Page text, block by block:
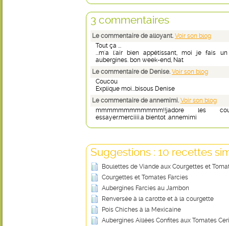
3 commentaires
Le commentaire de alloyant. Voir son blog
Tout ça ...
...m'a l'air bien appétissant, moi je fais
aubergines. bon week-end, Nat
Le commentaire de Denise. Voir son blog
Coucou
Explique moi...bisous Denise
Le commentaire de annemimi. Voir son blog
mmmmmmmmmmmm!!jadore les
essayer.merciiii.a bientot .annemimi
Suggestions : 10 recettes
Boulettes de Viande aux Courgettes et
Courgettes et Tomates Farcies
Aubergines Farcies au Jambon
Renversée à la carotte et à la courgette
Pois Chiches à la Mexicaine
Aubergines Aillées Confites aux Tomates